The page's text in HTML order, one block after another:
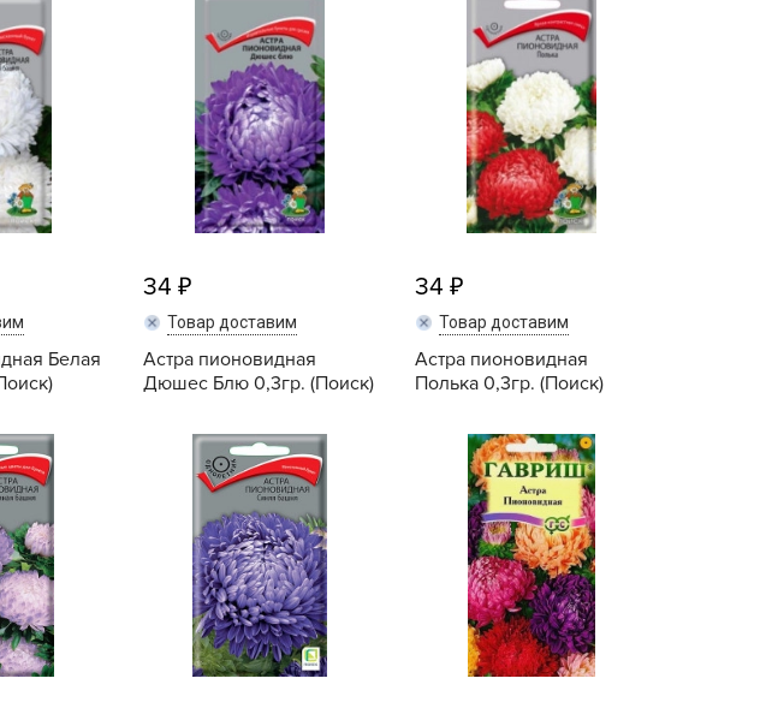
HoZelock
Lechuza
List'OK
LISTOK
MAROLEX
Nika
Palisad
Robin Green
Rubit
Terra Vita
TORNADICA
TUT BIO
Uniel
VALBRENTA CHEMICALS
Zarit
АБТ Групп
Белая
Купить
34
Товар доставим
Астра пионовидная
Дюшес Блю 0,3гр. (Поиск)
Купить
34
Товар доставим
Астра пионовидная
Полька 0,3гр. (Поиск)
Купить